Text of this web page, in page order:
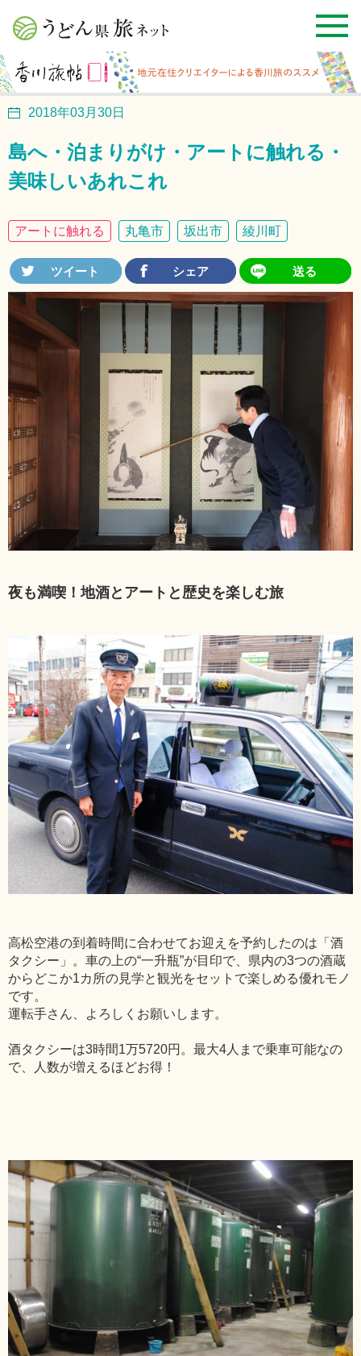
2018年03月30日
島へ・泊まりがけ・アートに触れる・
美味しいあれこれ
アートに触れる 丸亀市 坂出市 綾川町
夜も満喫！地酒とアートと歴史を楽しむ旅
高松空港の到着時間に合わせてお迎えを予約したのは「酒
タクシー」。車の上の“一升瓶”が目印で、県内の3つの酒蔵
からどこか1カ所の見学と観光をセットで楽しめる優れモノ
です。
運転手さん、よろしくお願いします。
酒タクシーは3時間1万5720円。最大4人まで乗車可能なの
で、人数が増えるほどお得！